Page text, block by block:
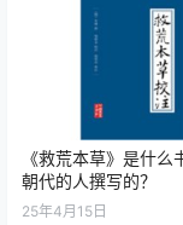
《救荒本草》是什么
朝代的人撰写的？
25年4月15日